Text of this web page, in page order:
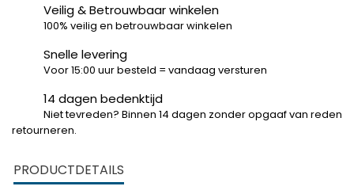
Veilig & Betrouwbaar winkelen
100% veilig en betrouwbaar winkelen
Snelle levering
Voor 15:00 uur besteld = vandaag versturen
14 dagen bedenktijd
Niet tevreden? Binnen 14 dagen zonder opgaaf van reden
retourneren.
PRODUCTDETAILS